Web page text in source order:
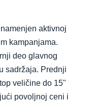
aktivnoj
kampanjama.
deo glavnog
sadržaja. Prednji
veličine do 15"
povoljnoj ceni i